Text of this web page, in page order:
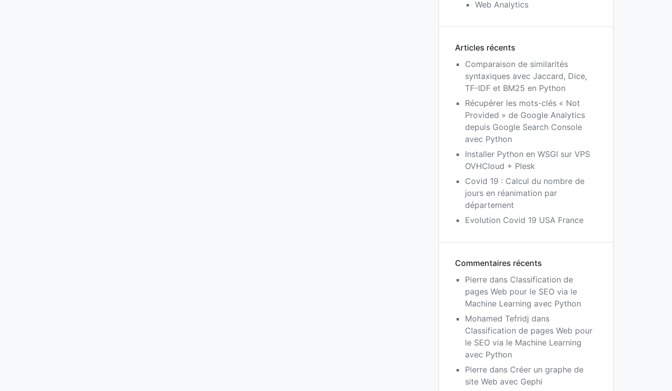
Web Analytics
Articles récents
Comparaison de similarités
syntaxiques avec Jaccard, Dice,
TF-IDF et BM25 en Python
Récupérer les mots-clés « Not
Provided » de Google Analytics
depuis Google Search Console
avec Python
Installer Python en WSGI sur VPS
OVHCloud + Plesk
Covid 19 : Calcul du nombre de
jours en réanimation par
département
Evolution Covid 19 USA France
Commentaires récents
Pierre dans Classification de
pages Web pour le SEO via le
Machine Learning avec Python
Mohamed Tefridj dans
Classification de pages Web pour
le SEO via le Machine Learning
avec Python
Pierre dans Créer un graphe de
site Web avec Gephi